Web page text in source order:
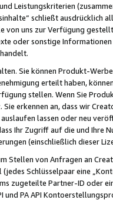
Leistungskriterien
schließt ausdrücklich
von uns zur Verfügung
oder sonstige
Sie können Produkt-
erteilt haben,
stellen. Wenn Sie
erkennen an, dass wir
lassen oder neu
Ihr Zugriff auf die und Ihre
(einschließlich dieser
Stellen von Anfragen an
Schlüsselpaar eine
zugeteilte Partner-ID oder
und PA API